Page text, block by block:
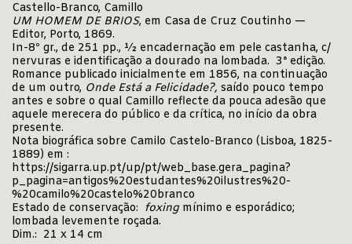
Castello-Branco, Camillo
UM HOMEM DE BRIOS, em Casa de Cruz Coutinho —
Editor, Porto, 1869.
In-8º gr., de 251 pp., ½ encadernação em pele castanha, c/
nervuras e identificação a dourado na lombada. 3ª edição.
Romance publicado inicialmente em 1856, na continuação
de um outro, Onde Está a Felicidade?, saído pouco tempo
antes e sobre o qual Camillo reflecte da pouca adesão que
aquele merecera do público e da crítica, no início da obra
presente.
Nota biográfica sobre Camilo Castelo-Branco (Lisboa, 1825-
1889) em :
https://sigarra.up.pt/up/pt/web_base.gera_pagina?
p_pagina=antigos%20estudantes%20ilustres%20-
%20camilo%20castelo%20branco
Estado de conservação: foxingmínimo e esporádico;
lombada levemente roçada.
Dim.: 21 x 14 cm